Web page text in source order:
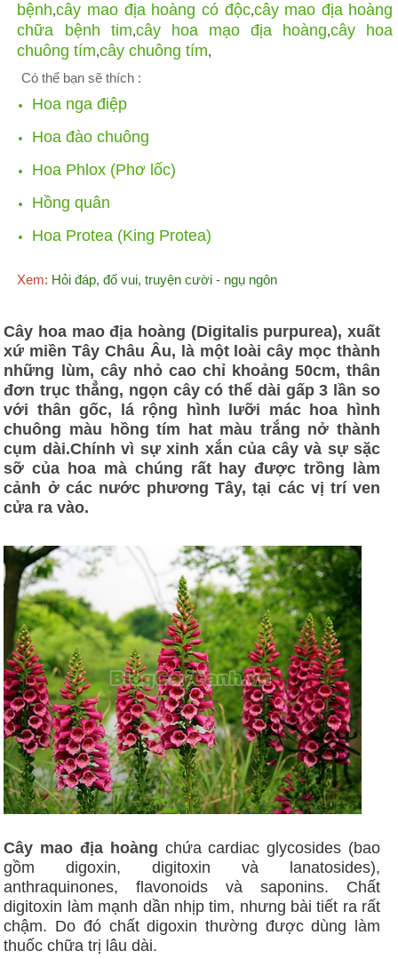
bệnh,cây mao địa hoàng có độc,cây mao địa hoàng
chữa bệnh tim,cây hoa mạo địa hoàng,cây hoa
chuông tím,cây chuông tím,
Có thể bạn sẽ thích :
Hoa nga điệp
Hoa đào chuông
Hoa Phlox (Phơ lốc)
Hồng quân
Hoa Protea (King Protea)
Xem: Hỏi đáp, đố vui, truyện cười - ngụ ngôn
Cây hoa mao địa hoàng (Digitalis purpurea), xuất
xứ miền Tây Châu Âu, là một loài cây mọc thành
những lùm, cây nhỏ cao chỉ khoảng 50cm, thân
đơn trục thẳng, ngọn cây có thể dài gấp 3 lần so
với thân gốc, lá rộng hình lưỡi mác hoa hình
chuông màu hồng tím hat màu trắng nở thành
cụm dài.Chính vì sự xinh xắn của cây và sự sặc
sỡ của hoa mà chúng rất hay được trồng làm
cảnh ở các nước phương Tây, tại các vị trí ven
cửa ra vào.
Cây mao địa hoàng chứa cardiac glycosides (bao
gồm digoxin, digitoxin và lanatosides),
anthraquinones, flavonoids và saponins. Chất
digitoxin làm mạnh dần nhịp tim, nhưng bài tiết ra rất
chậm. Do đó chất digoxin thường được dùng làm
thuốc chữa trị lâu dài.